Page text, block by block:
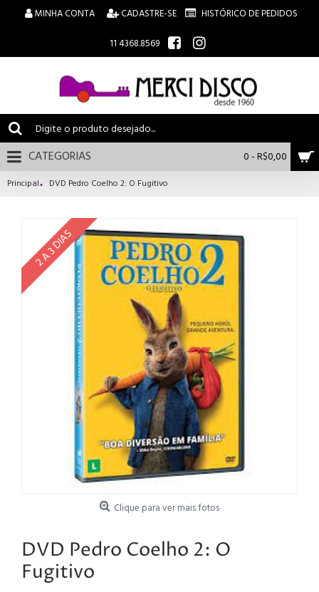
MINHA CONTA CADASTRE-SE
HISTÓRICO DE PEDIDOS
11 4368.8569
0 - R$0,00
CATEGORIAS
Principal DVD Pedro Coelho 2: O Fugitivo
2 A 3 DIAS
Clique para ver mais fotos
DVD Pedro Coelho 2: O
Fugitivo